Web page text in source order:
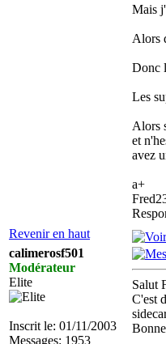
Mais
Alors
Donc
Les
Alors
et
avez
a+
Revenir en haut
calimerosf501
Modérateur
Elite
Inscrit le: 01/11/2003
Messages: 1953
Salut
C'est